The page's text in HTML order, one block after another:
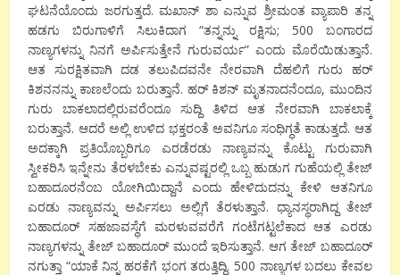
ಘಟನೆಯೊಂದು ಜರಗುತ್ತದೆ. ಮಖಾನ್ ಶಾ ಎನ್ನುವ ಶ್ರೀಮಂತ ವ್ಯಾಪಾರಿ ತನ್ನ
ಹಡಗು ಬಿರುಗಾಳಿಗೆ ಸಿಲುಕಿದಾಗ “ತನ್ನನ್ನು ರಕ್ಷಿಸು; 500 ಬಂಗಾರದ
ನಾಣ್ಯಗಳನ್ನು ನಿನಗೆ ಅರ್ಪಿಸುತ್ತೇನೆ ಗುರುವರ್ಯ” ಎಂದು ಮೊರೆಯಿಡುತ್ತಾನೆ.
ಆತ ಸುರಕ್ಷಿತವಾಗಿ ದಡ ತಲುಪಿದವನೇ ನೇರವಾಗಿ ದೆಹಲಿಗೆ ಗುರು ಹರ್
ಕಿಶನನನ್ನು ಕಾಣಲೆಂದು ಬರುತ್ತಾನೆ. ಹರ್ ಕಿಶನ್ ಮೃತನಾದನೆಂದೂ, ಮುಂದಿನ
ಗುರು ಬಾಕಲಾದಲ್ಲಿರುವರೆಂದೂ ಸುದ್ದಿ ತಿಳಿದ ಆತ ನೇರವಾಗಿ ಬಾಕಲಾಕ್ಕೆ
ಬರುತ್ತಾನೆ. ಆದರೆ ಅಲ್ಲಿ ಉಳಿದ ಭಕ್ತರಂತೆ ಅವನಿಗೂ ಸಂಧಿಗ್ಧತೆ ಕಾಡುತ್ತದೆ. ಆತ
ಅದಕ್ಕಾಗಿ ಪ್ರತಿಯೊಬ್ಬರಿಗೂ ಎರಡೆರಡು ನಾಣ್ಯವನ್ನು ಕೊಟ್ಟು ಗುರುವಾಗಿ
ಸ್ವೀಕರಿಸಿ ಇನ್ನೇನು ತೆರಳಬೇಕು ಎನ್ನುವಷ್ಟರಲ್ಲಿ ಒಬ್ಬ ಹುಡುಗ ಗುಹೆಯಲ್ಲಿ ತೇಜ್
ಬಹಾದೂರನೆಂಬ ಯೋಗಿಯಿದ್ದಾನೆ ಎಂದು ಹೇಳಿದುದನ್ನು ಕೇಳಿ ಆತನಿಗೂ
ಎರಡು ನಾಣ್ಯವನ್ನು ಅರ್ಪಿಸಲು ಅಲ್ಲಿಗೆ ತೆರಳುತ್ತಾನೆ. ಧ್ಯಾನಸ್ಥರಾಗಿದ್ದ ತೇಜ್
ಬಹಾದೂರ್ ಸಹಜಾವಸ್ಥೆಗೆ ಮರಳುವವರೆಗೆ ಗಂಟೆಗಟ್ಟಲೆಕಾದ ಆತ ಎರಡು
ನಾಣ್ಯಗಳನ್ನು ತೇಜ್ ಬಹಾದೂರ್ ಮುಂದೆ ಇರಿಸುತ್ತಾನೆ. ಆಗ ತೇಜ್ ಬಹಾದೂರ್
ನಗುತ್ತಾ “ಯಾಕೆ ನಿನ್ನ ಹರಕೆಗೆ ಭಂಗ ತರುತ್ತಿದ್ದಿ. 500 ನಾಣ್ಯಗಳ ಬದಲು ಕೇವಲ